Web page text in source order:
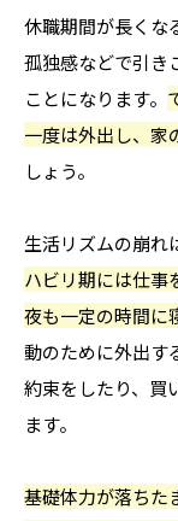
休職期間が長くな
孤独感などで引き
ことになります。
一度は外出し、家
しょう。
生活リズムの崩れ
ハビリ期には仕事
夜も一定の時間に
動のために外出す
約束をしたり、買
ます。
基礎体力が落ちた